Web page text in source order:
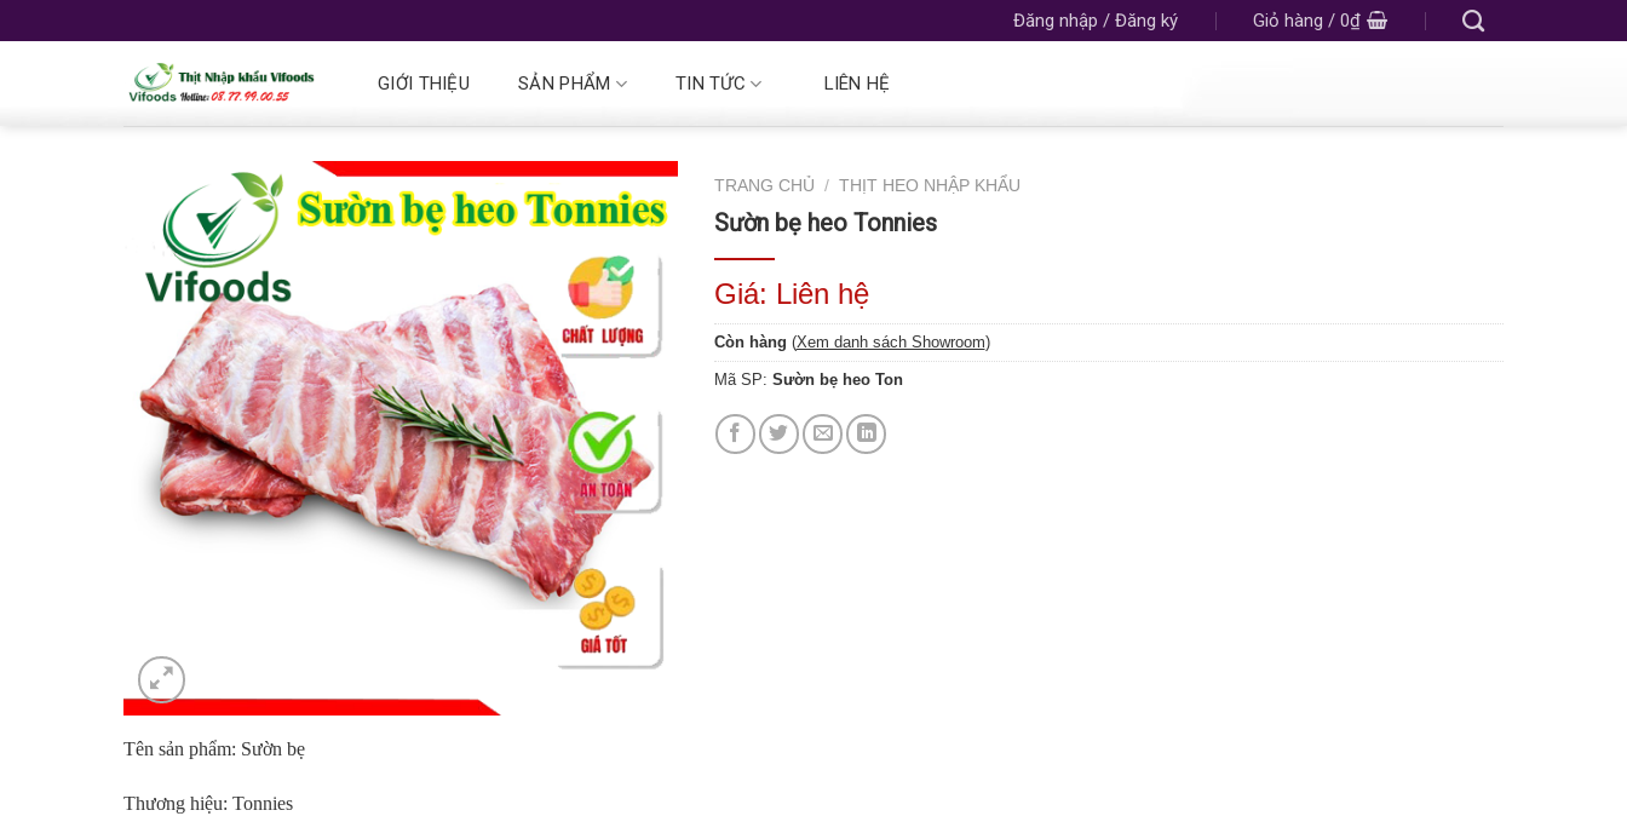
Đăng nhập / Đăng ký Giỏ hàng / 0₫
GIỚI THIỆU SẢN PHẨM TIN TỨC LIÊN HỆ
TRANG CHỦ / THỊT HEO NHẬP KHẨU
Sườn bẹ heo Tonnies
Giá: Liên hệ
Còn hàng (Xem danh sách Showroom)
Mã SP: Sườn bẹ heo Ton
Tên sản phẩm: Sườn bẹ
Thương hiệu: Tonnies